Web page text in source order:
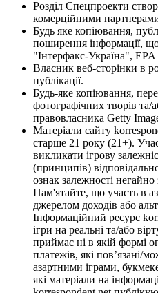
Розділ Спецпроекти
комерційними
Будь яке копіювання,
поширення інформації,
"Інтерфакс-Україна",
Власник веб-сторінки в
публікації.
Будь-яке копіювання,
фотографічних творів та/
правовласника Getty
Матеріали сайту
старше 21 року (21+).
викликати ігрову
(принципів)
ознак залежності негайно
Пам'ятайте, що участь в
джерелом доходів або
Інформаційний ресурс
ігри на реальні та/або
приймає ні в якій формі
платежів, які пов’язані/
азартними іграми,
які матеріали на